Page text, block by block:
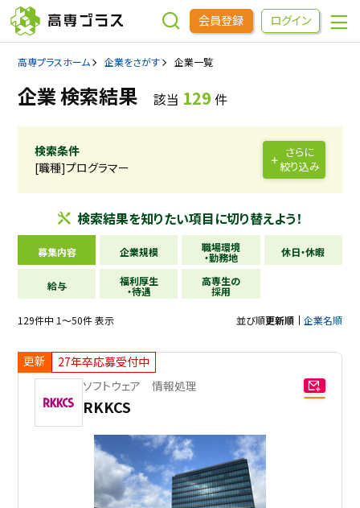
会員登録 ログイン
企業をさがす
高専OBOGをさがす
高専プラスセミナー
高専生コミュニティ
めもらす
本科5年生・専攻科2年生向け 採用継続中の企業特集
高専プラスホーム 企業をさがす 企業一覧
企業 検索結果 該当 129 件
検索条件
[職種]プログラマー
さらに
絞り込み
検索結果を知りたい項目に切り替えよう！
募集内容 企業規模 職場環境
・勤務地 休日・休暇
給与 福利厚生
・待遇
高専生の
採用
129件中 1～50件 表示 並び順更新順 企業名順
更新
27年卒応募受付中
ソフトウェア 情報処理
RKKCS